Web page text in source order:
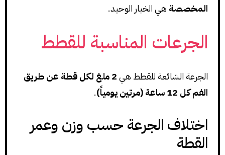
المخصصة هي الخيار الوحيد.
الجرعات المناسبة للقطط
الجرعة الشائعة للقطط هي
2 ملغ لكل قطة عن طريق
الفم كل 12 ساعة (مرتين يومياً)
.
اختلاف الجرعة حسب وزن وعمر
القطة